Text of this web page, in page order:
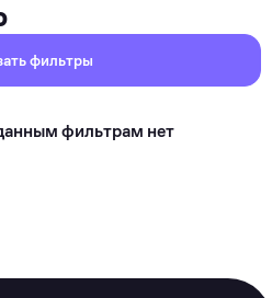
фильтры
фильтрам нет